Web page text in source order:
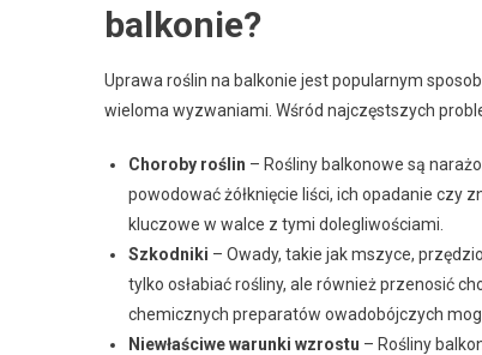
balkonie?
Uprawa roślin na balkonie jest popularnym
wieloma wyzwaniami. Wśród najczęstszych
Choroby roślin – Rośliny balkonowe są
powodować żółknięcie liści, ich opadanie czy
kluczowe w walce z tymi dolegliwościami.
Szkodniki – Owady, takie jak mszyce,
tylko osłabiać rośliny, ale również przenosić
chemicznych preparatów owadobójczych
Niewłaściwe warunki wzrostu – Rośliny